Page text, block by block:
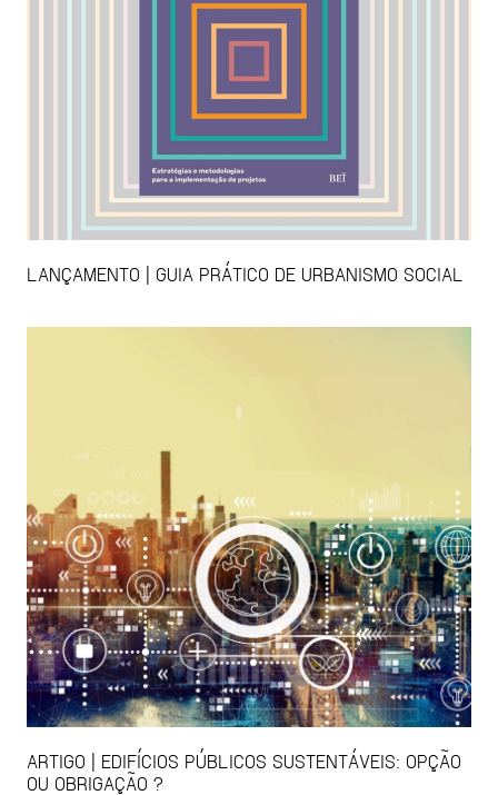
LANÇAMENTO | GUIA PRÁTICO DE URBANISMO SOCIAL
ARTIGO | EDIFÍCIOS PÚBLICOS SUSTENTÁVEIS: OPÇÃO
OU OBRIGAÇÃO ?